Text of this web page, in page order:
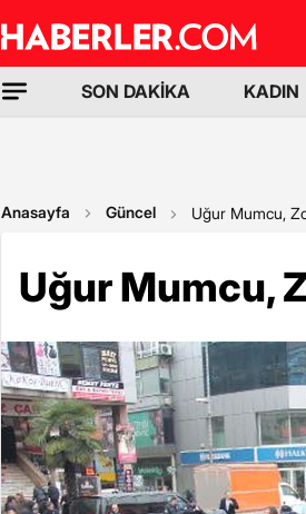
SON DAKİKA KADIN
Anasayfa Güncel Uğur Mumcu,
Uğur Mumcu,